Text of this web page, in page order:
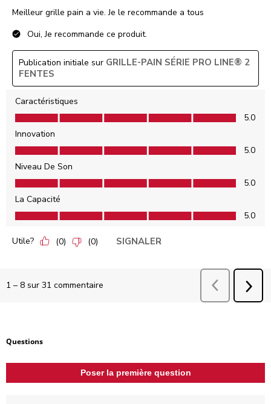
Meilleur grille pain a vie. Je le recommande a tous
Oui, Je recommande ce produit.
Publication initiale sur GRILLE-PAIN SÉRIE PRO LINE® 2
FENTES
Caractéristiques
Caractéristiques, 5.0 sur 5
5.0
Innovation
Innovation, 5.0 sur 5
5.0
Niveau De Son
Niveau De Son, 5.0 sur 5
5.0
La Capacité
La Capacité, 5.0 sur 5
5.0
Utile? (0) (0) SIGNALER
1 – 8 sur 31 commentaire Précédent
Aucune question n'a été posée sur ce produit.
Questions
Poser la première question